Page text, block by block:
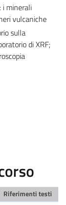
i minerali
vulcaniche
sulla
di XRF;
Riferimenti testi